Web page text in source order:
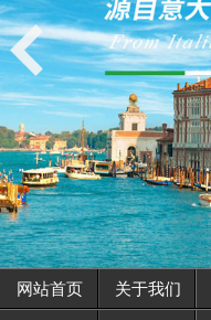
网站首页 关于我们